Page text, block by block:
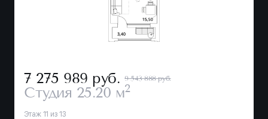
7 275 989 руб. 9 543 888 руб.
Студия 25.20 м2
Этаж 11 из 13